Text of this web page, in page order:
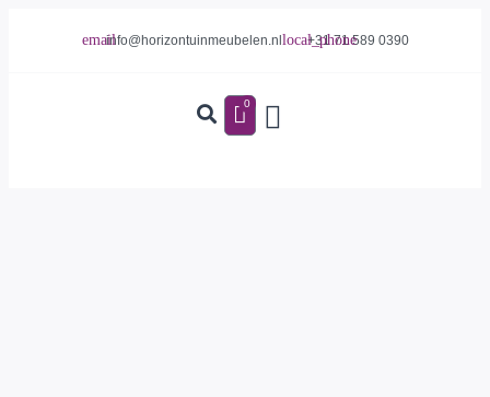
info@horizontuinmeubelen.nl +31 71 589 0390
0